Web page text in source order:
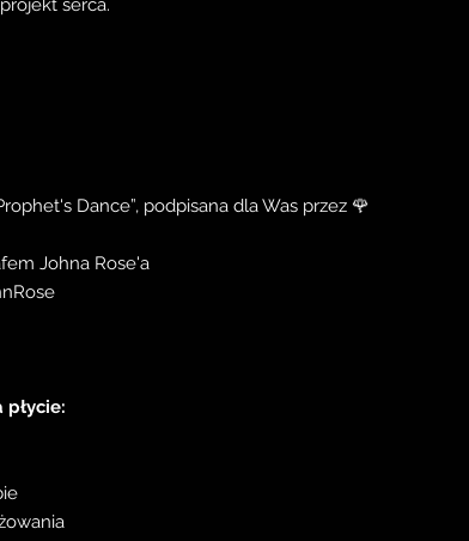
serca.
Dance”, podpisana dla Was przez 🌹
Johna Rose'a